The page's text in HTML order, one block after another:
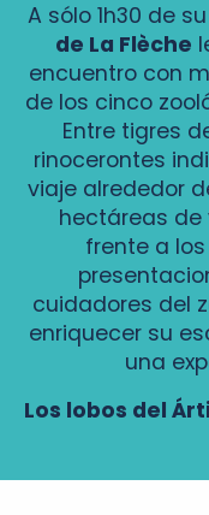
A sólo 1h30 de
de La Flèche
encuentro con
de los cinco
Entre tigres
rinocerontes
viaje alrededor
hectáreas de
frente a
cuidadores del
enriquecer su
una
Los lobos del